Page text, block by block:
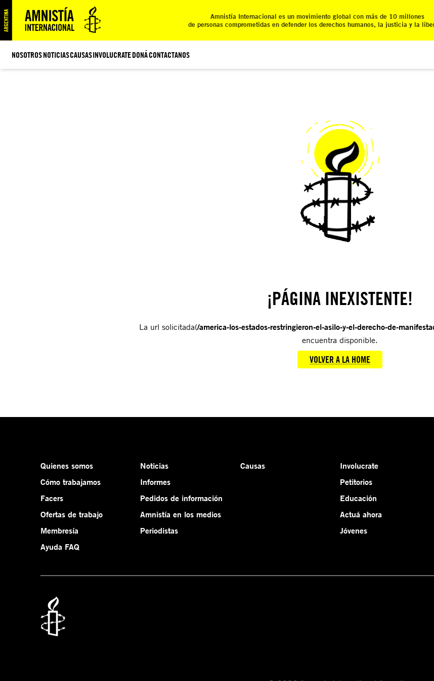
Amnistía Internacional es un movimiento global con más de 10 millones
de personas comprometidas en defender los derechos humanos, la justicia y la
NOSOTROSNOTICIASCAUSASINVOLUCRATEDONÁCONTACTANOS
¡PÁGINA INEXISTENTE!
La url solicitada(/america-los-estados-restringieron-el-asilo-y-el-derecho-de-
encuentra disponible.
VOLVER A LA HOME
Quienes somos
Cómo trabajamos
Facers
Ofertas de trabajo
Membresía
Ayuda FAQ
Noticias
Informes
Pedidos de información
Amnistía en los medios
Periodistas
Causas
Involucrate
Petitorios
Educación
Actuá ahora
Jóvenes